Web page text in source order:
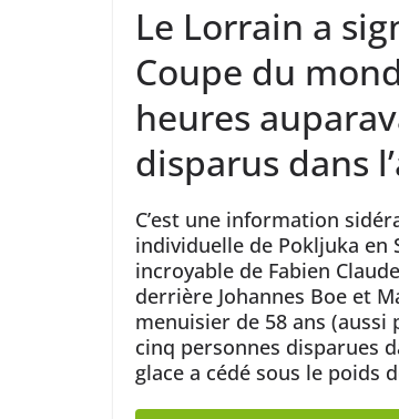
Le Lorrain a
Coupe du
heures
disparus dans
C’est une information
individuelle de Pokljuka en
incroyable de Fabien
derrière Johannes Boe et
menuisier de 58 ans (aussi
cinq personnes disparues
glace a cédé sous le poids